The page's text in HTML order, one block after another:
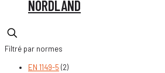
NORDLAND
Filtré par normes
EN 1149-5 (2)